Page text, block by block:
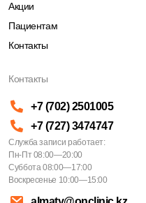
Акции
Пациентам
Контакты
Контакты
+7 (702) 2501005
+7 (727) 3474747
Служба записи работает:
Пн-Пт 08:00—20:00
Суббота 08:00—17:00
Воскресенье 10:00—15:00